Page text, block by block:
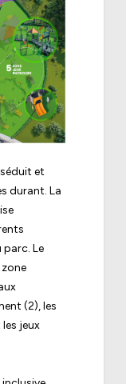
et
durant. La
Le
(2), les
jeux